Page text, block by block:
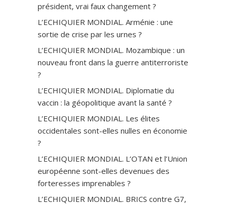
président, vrai faux changement ?
L’ECHIQUIER MONDIAL. Arménie : une
sortie de crise par les urnes ?
L’ECHIQUIER MONDIAL. Mozambique : un
nouveau front dans la guerre antiterroriste
?
L’ECHIQUIER MONDIAL. Diplomatie du
vaccin : la géopolitique avant la santé ?
L’ECHIQUIER MONDIAL. Les élites
occidentales sont-elles nulles en économie
?
L’ECHIQUIER MONDIAL. L’OTAN et l’Union
européenne sont-elles devenues des
forteresses imprenables ?
L’ECHIQUIER MONDIAL. BRICS contre G7,